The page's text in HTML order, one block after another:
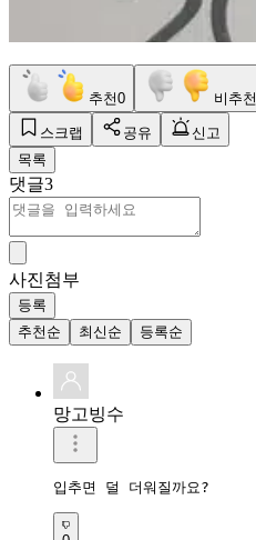
추천0 비추천
스크랩 공유
신고
목록
댓글3
사진첨부
등록
추천순
최신순 등록순
망고빙수
입추면 덜 더워질까요?